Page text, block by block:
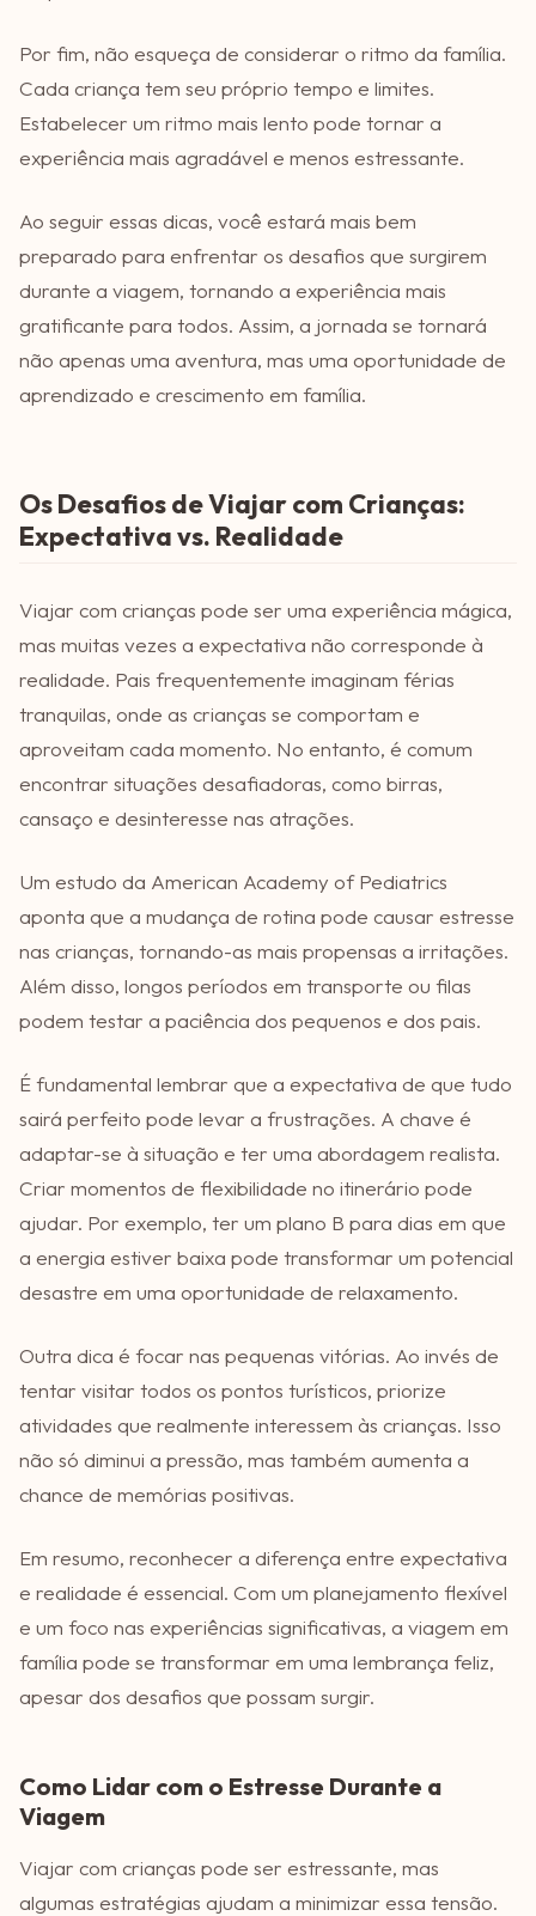
Por fim, não esqueça de considerar o ritmo da família.
Cada criança tem seu próprio tempo e limites.
Estabelecer um ritmo mais lento pode tornar a
experiência mais agradável e menos estressante.
Ao seguir essas dicas, você estará mais bem
preparado para enfrentar os desafios que surgirem
durante a viagem, tornando a experiência mais
gratificante para todos. Assim, a jornada se tornará
não apenas uma aventura, mas uma oportunidade de
aprendizado e crescimento em família.
Os Desafios de Viajar com Crianças:
Expectativa vs. Realidade
Viajar com crianças pode ser uma experiência mágica,
mas muitas vezes a expectativa não corresponde à
realidade. Pais frequentemente imaginam férias
tranquilas, onde as crianças se comportam e
aproveitam cada momento. No entanto, é comum
encontrar situações desafiadoras, como birras,
cansaço e desinteresse nas atrações.
Um estudo da American Academy of Pediatrics
aponta que a mudança de rotina pode causar estresse
nas crianças, tornando-as mais propensas a irritações.
Além disso, longos períodos em transporte ou filas
podem testar a paciência dos pequenos e dos pais.
É fundamental lembrar que a expectativa de que tudo
sairá perfeito pode levar a frustrações. A chave é
adaptar-se à situação e ter uma abordagem realista.
Criar momentos de flexibilidade no itinerário pode
ajudar. Por exemplo, ter um plano B para dias em que
a energia estiver baixa pode transformar um potencial
desastre em uma oportunidade de relaxamento.
Outra dica é focar nas pequenas vitórias. Ao invés de
tentar visitar todos os pontos turísticos, priorize
atividades que realmente interessem às crianças. Isso
não só diminui a pressão, mas também aumenta a
chance de memórias positivas.
Em resumo, reconhecer a diferença entre expectativa
e realidade é essencial. Com um planejamento flexível
e um foco nas experiências significativas, a viagem em
família pode se transformar em uma lembrança feliz,
apesar dos desafios que possam surgir.
Como Lidar com o Estresse Durante a
Viagem
Viajar com crianças pode ser estressante, mas
algumas estratégias ajudam a minimizar essa tensão.